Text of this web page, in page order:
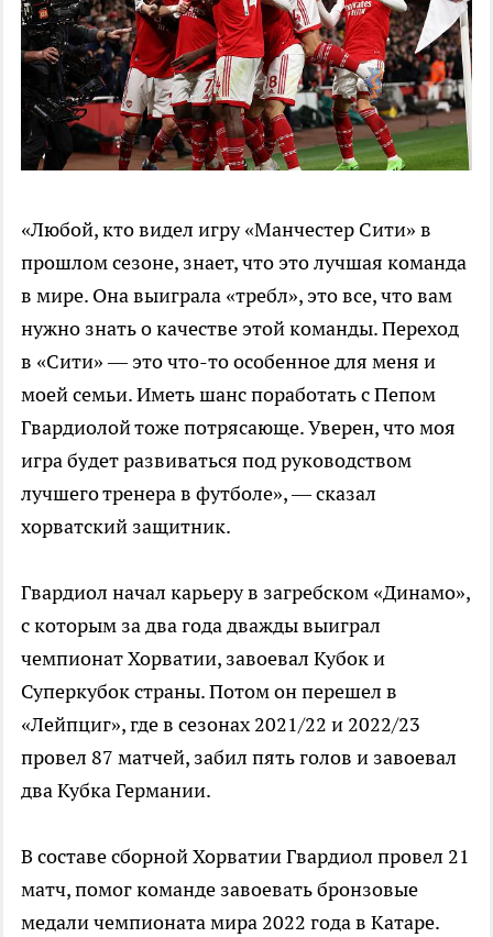
«Любой, кто видел игру «Манчестер Сити» в
прошлом сезоне, знает, что это лучшая команда
в мире. Она выиграла «требл», это все, что вам
нужно знать о качестве этой команды. Переход
в «Сити» — это что-то особенное для меня и
моей семьи. Иметь шанс поработать с Пепом
Гвардиолой тоже потрясающе. Уверен, что моя
игра будет развиваться под руководством
лучшего тренера в футболе», — сказал
хорватский защитник.
Гвардиол начал карьеру в загребском «Динамо»,
с которым за два года дважды выиграл
чемпионат Хорватии, завоевал Кубок и
Суперкубок страны. Потом он перешел в
«Лейпциг», где в сезонах 2021/22 и 2022/23
провел 87 матчей, забил пять голов и завоевал
два Кубка Германии.
В составе сборной Хорватии Гвардиол провел 21
матч, помог команде завоевать бронзовые
медали чемпионата мира 2022 года в Катаре.